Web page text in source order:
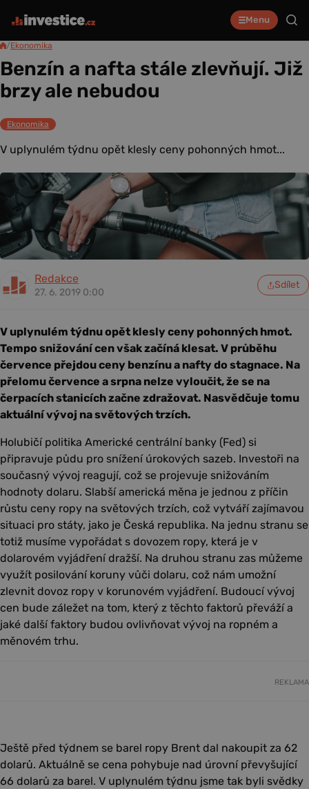
Menu
/Ekonomika
Benzín a nafta stále zlevňují. Již
brzy ale nebudou
Ekonomika
V uplynulém týdnu opět klesly ceny pohonných hmot...
Redakce
27. 6. 2019 0:00
Sdílet
V uplynulém týdnu opět klesly ceny pohonných hmot.
Tempo snižování cen však začíná klesat. V průběhu
července přejdou ceny benzínu a nafty do stagnace. Na
přelomu července a srpna nelze vyloučit, že se na
čerpacích stanicích začne zdražovat. Nasvědčuje tomu
aktuální vývoj na světových trzích.
Holubičí politika Americké centrální banky (Fed) si
připravuje půdu pro snížení úrokových sazeb. Investoři na
současný vývoj reagují, což se projevuje snižováním
hodnoty dolaru. Slabší americká měna je jednou z příčin
růstu ceny ropy na světových trzích, což vytváří zajímavou
situaci pro státy, jako je Česká republika. Na jednu stranu se
totiž musíme vypořádat s dovozem ropy, která je v
dolarovém vyjádření dražší. Na druhou stranu zas můžeme
využít posilování koruny vůči dolaru, což nám umožní
zlevnit dovoz ropy v korunovém vyjádření. Budoucí vývoj
cen bude záležet na tom, který z těchto faktorů převáží a
jaké další faktory budou ovlivňovat vývoj na ropném a
měnovém trhu.
REKLAMA
Ještě před týdnem se barel ropy Brent dal nakoupit za 62
dolarů. Aktuálně se cena pohybuje nad úrovní převyšující
66 dolarů za barel. V uplynulém týdnu jsme tak byli svědky